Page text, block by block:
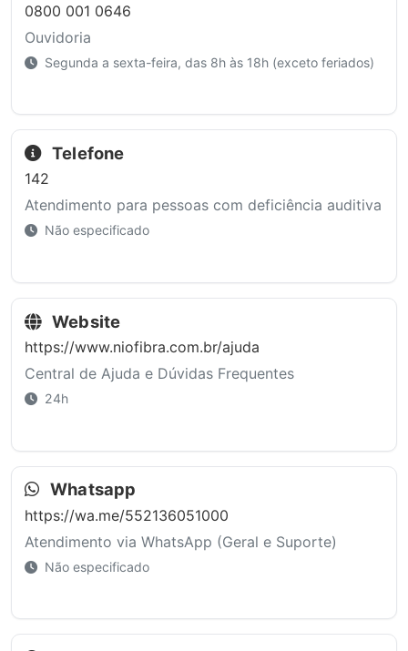
0800 001 0646
Ouvidoria
Segunda a sexta-feira, das 8h às 18h (exceto feriados)
Telefone
142
Atendimento para pessoas com deficiência auditiva
Não especificado
Website
https://www.niofibra.com.br/ajuda
Central de Ajuda e Dúvidas Frequentes
24h
Whatsapp
https://wa.me/552136051000
Atendimento via WhatsApp (Geral e Suporte)
Não especificado